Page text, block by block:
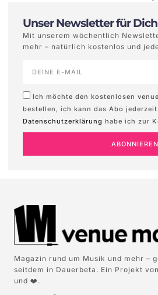
Unser Newsletter für Dich
Mit unserem wöchentlich
mehr – natürlich kostenlos und
Ich möchte den kostenlosen
bestellen, ich kann das Abo
Datenschutzerklärung habe ich zur
ABONNIEREN
Magazin rund um Musik und mehr –
seitdem in Dauerbeta. Ein Projekt von
und ❤️.